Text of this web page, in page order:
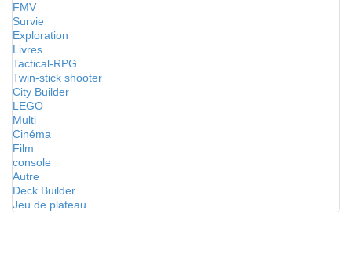
FMV
Survie
Exploration
Livres
Tactical-RPG
Twin-stick shooter
City Builder
LEGO
Multi
Cinéma
Film
console
Autre
Deck Builder
Jeu de plateau